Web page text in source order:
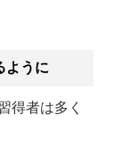
ように
得者は多く